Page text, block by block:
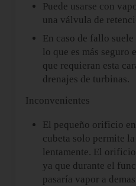
Puede usarse con
una válvula de
En caso de fallo
lo que es más
que requieran esta
drenajes de turbinas.
Inconvenientes
El pequeño orificio
cubeta solo permite
lentamente. El
ya que durante el
pasaría vapor a